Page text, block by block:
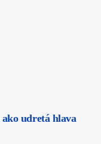
udretá hlava